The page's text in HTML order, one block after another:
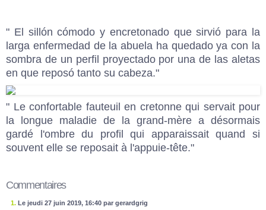
" El sillón cómodo y encretonado que sirvió para la
larga enfermedad de la abuela ha quedado ya con la
sombra de un perfil proyectado por una de las aletas
en que reposó tanto su cabeza."
" Le confortable fauteuil en cretonne qui servait pour
la longue maladie de la grand-mère a désormais
gardé l'ombre du profil qui apparaissait quand si
souvent elle se reposait à l'appuie-tête."
Commentaires
1. Le jeudi 27 juin 2019, 16:40 par gerardgrig